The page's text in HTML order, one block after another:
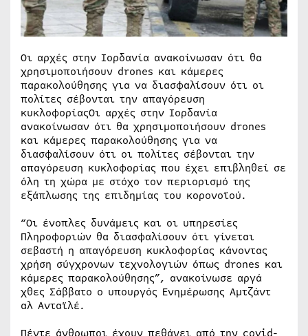
Οι αρχές στην Ιορδανία ανακοίνωσαν ότι θα
χρησιμοποιήσουν drones και κάμερες
παρακολούθησης για να διασφαλίσουν ότι οι
πολίτες σέβονται την απαγόρευση
κυκλοφορίαςΟι αρχές στην Ιορδανία
ανακοίνωσαν ότι θα χρησιμοποιήσουν drones
και κάμερες παρακολούθησης για να
διασφαλίσουν ότι οι πολίτες σέβονται την
απαγόρευση κυκλοφορίας που έχει επιβληθεί σε
όλη τη χώρα με στόχο τον περιορισμό της
εξάπλωσης της επιδημίας του κορονοϊού.
“Οι ένοπλες δυνάμεις και οι υπηρεσίες
Πληροφοριών θα διασφαλίσουν ότι γίνεται
σεβαστή η απαγόρευση κυκλοφορίας κάνοντας
χρήση σύγχρονων τεχνολογιών όπως drones και
κάμερες παρακολούθησης”, ανακοίνωσε αργά
χθες Σάββατο ο υπουργός Ενημέρωσης Αμτζάντ
αλ Ανταϊλέ.